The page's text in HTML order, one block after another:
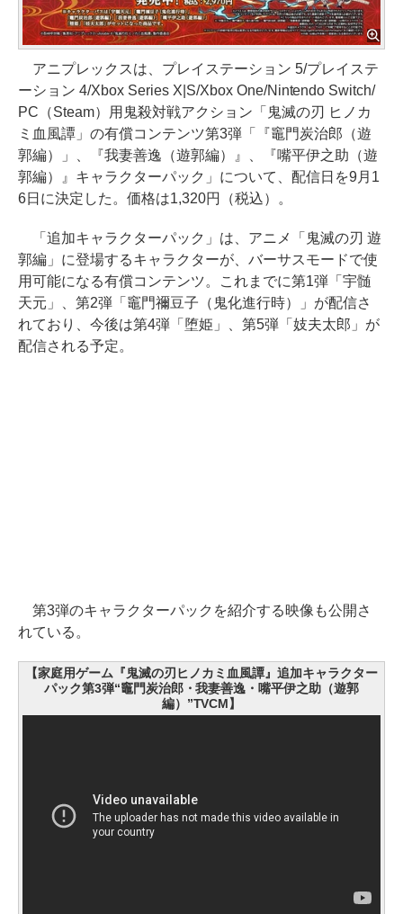
アニプレックスは、プレイステーション 5/プレイステ
ーション 4/Xbox Series X|S/Xbox One/Nintendo Switch/
PC（Steam）用鬼殺対戦アクション「鬼滅の刃 ヒノカ
ミ血風譚」の有償コンテンツ第3弾「『竈門炭治郎（遊
郭編）」、『我妻善逸（遊郭編）』、『嘴平伊之助（遊
郭編）』キャラクターパック」について、配信日を9月1
6日に決定した。価格は1,320円（税込）。
「追加キャラクターパック」は、アニメ「鬼滅の刃 遊
郭編」に登場するキャラクターが、バーサスモードで使
用可能になる有償コンテンツ。これまでに第1弾「宇髄
天元」、第2弾「竈門禰豆子（鬼化進行時）」が配信さ
れており、今後は第4弾「堕姫」、第5弾「妓夫太郎」が
配信される予定。
第3弾のキャラクターパックを紹介する映像も公開さ
れている。
【家庭用ゲーム『鬼滅の刃ヒノカミ血風譚』追加キャラクター
パック第3弾“竈門炭治郎・我妻善逸・嘴平伊之助（遊郭
編）”TVCM】